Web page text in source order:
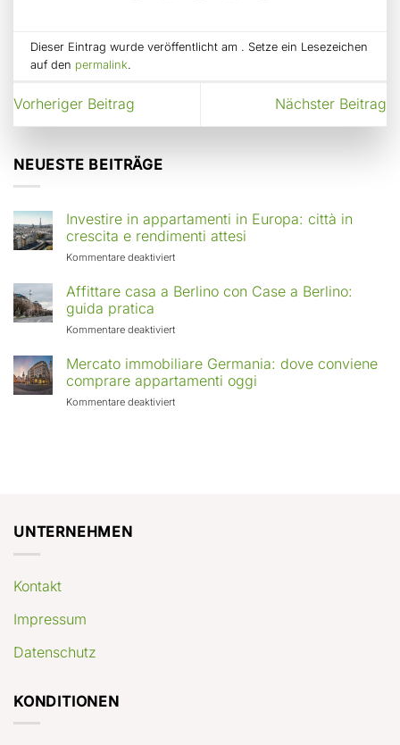
Dieser Eintrag wurde veröffentlicht am . Setze ein Lesezeichen
auf den permalink.
Vorheriger Beitrag Nächster Beitrag
NEUESTE BEITRÄGE
Investire in appartamenti in Europa: città in
crescita e rendimenti attesi
Kommentare deaktiviertfür
in
Europa:
in
crescita
rendimenti
Affittare casa a Berlino con Case a Berlino:
guida pratica
Kommentare deaktiviertfür
casa
a
Berlino
con
Mercato immobiliare Germania: dove conviene
comprare appartamenti oggi
Kommentare deaktiviertfür
UNTERNEHMEN
Kontakt
Impressum
Datenschutz
KONDITIONEN